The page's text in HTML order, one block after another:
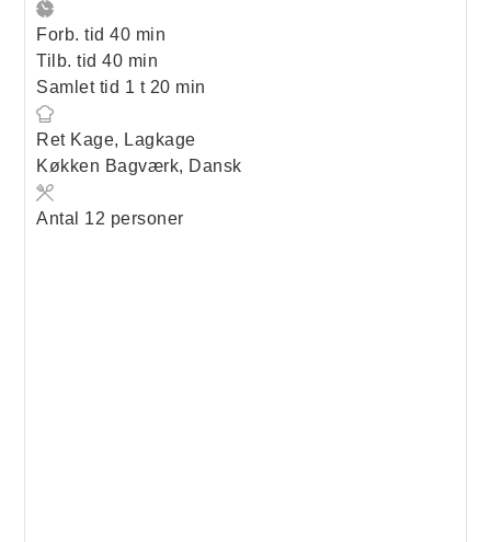
Forb. tid40minutter
min
Tilb. tid40minutter
min
Samlet tid 1 time
t 20minutter
min
Ret Kage, Lagkage
Køkken Bagværk, Dansk
Antal 12 personer